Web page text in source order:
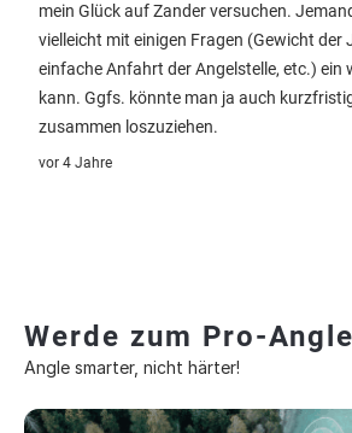
mein Glück auf Zander versuchen.
vielleicht mit einigen Fragen (Gewicht der
einfache Anfahrt der Angelstelle, etc.) ein
kann. Ggfs. könnte man ja auch
zusammen loszuziehen.
vor 4 Jahre
Werde zum Pro-
Angle smarter, nicht härter!